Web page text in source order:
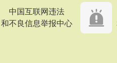
中国互联网违法
和不良信息举报中心